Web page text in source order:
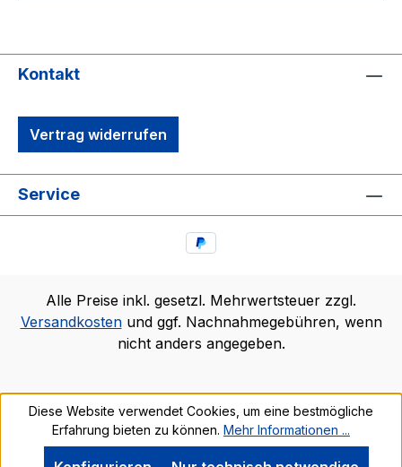
Kontakt
Vertrag widerrufen
Service
Alle Preise inkl. gesetzl. Mehrwertsteuer zzgl.
Versandkostenund ggf. Nachnahmegebühren, wenn
nicht anders angegeben.
Diese Website verwendet Cookies, um eine bestmögliche
Erfahrung bieten zu können. Mehr Informationen ...